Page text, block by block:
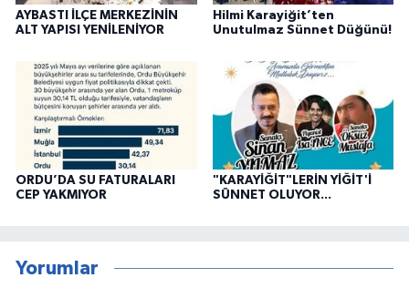
AYBASTI İLÇE MERKEZİNİN
ALT YAPISI YENİLENİYOR
Hilmi Karayiğit’ten
Unutulmaz Sünnet Düğünü!
ORDU’DA SU FATURALARI
CEP YAKMIYOR
"KARAYİĞİT"LERİN YİĞİT'İ
SÜNNET OLUYOR...
Yorumlar